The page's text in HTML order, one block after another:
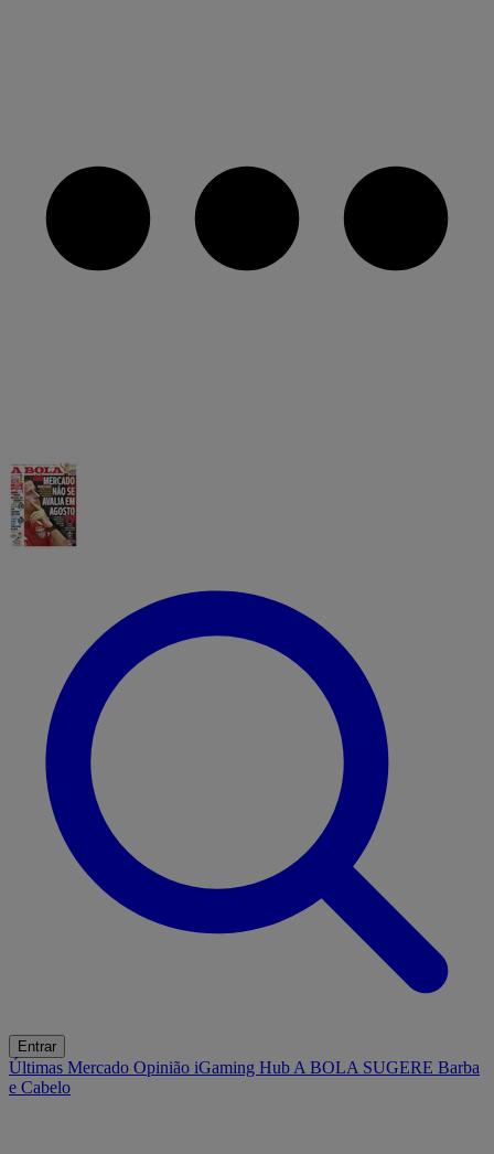
Entrar
Últimas Mercado Opinião iGaming Hub A BOLA SUGERE Barba
e Cabelo